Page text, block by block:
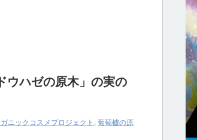
ウハゼの原木」の実の
ニックコスメプロジェクト , 葡萄櫨の原